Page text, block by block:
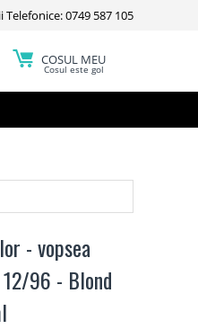
0749 587 105
COSUL MEU
Cosul este gol
- vopsea
96 - Blond